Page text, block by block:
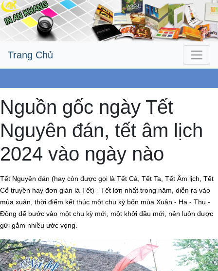
Trang Chủ
Công Ty An Khang
Nguồn gốc ngày Tết
Nguyên đán, tết âm lịch
2024 vào ngày nào
Tết Nguyên đán (hay còn được gọi là Tết Cả, Tết Ta, Tết Âm lịch, Tết
Cổ truyền hay đơn giản là Tết) - Tết lớn nhất trong năm, diễn ra vào
mùa xuân, thời điểm kết thúc một chu kỳ bốn mùa Xuân - Hạ - Thu -
Đông để bước vào một chu kỳ mới, một khởi đầu mới, nên luôn được
gửi gắm nhiều ước vọng.